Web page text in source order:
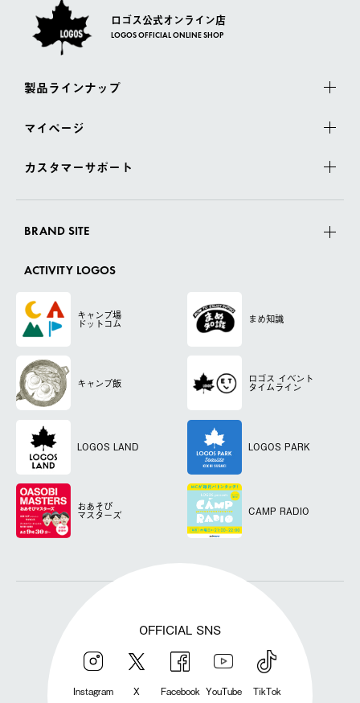
ロゴス公式オンライン店
LOGOS OFFICIAL ONLINE SHOP
製品ラインナップ
マイページ
カスタマーサポート
BRAND SITE
ACTIVITY LOGOS
キャンプ場
ドットコム まめ知識
キャンプ飯 ロゴス イベント
タイムライン
LOGOS LAND LOGOS PARK
おあそび
マスターズ CAMP RADIO
OFFICIAL SNS
Instagram X Facebook YouTube TikTok